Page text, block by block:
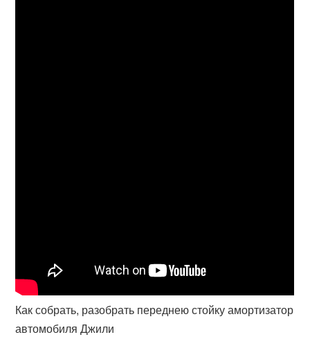
Как собрать, разобрать переднею стойку амортизатор
автомобиля Джили